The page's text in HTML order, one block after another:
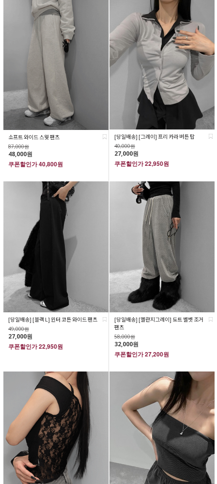
소프트 와이드 스웻 팬츠
87,000원
48,000원
쿠폰할인가40,800원
[당일배송] [그레이] 프리 카라 버튼 탑
40,000원
27,000원
쿠폰할인가22,950원
[당일배송] [블랙 L] 윈터 코튼 와이드 팬츠
49,000원
27,000원
쿠폰할인가22,950원
[당일배송] [멜란지그레이] 도트 벨벳 조거
팬츠
58,000원
32,000원
쿠폰할인가27,200원